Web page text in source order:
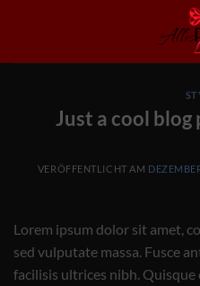
Just a cool blog
VERÖFFENTLICHT AM
Lorem ipsum dolor sit amet,
sed vulputate massa. Fusce
facilisis ultrices nibh.